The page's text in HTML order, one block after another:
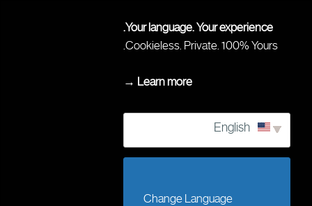
Your language. Your experience.
Cookieless. Private. 100% Yours.
Learn more →